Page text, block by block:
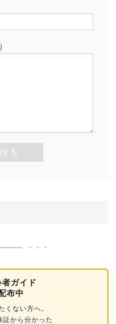
ガイド
布中
くない方へ。
証から分かった